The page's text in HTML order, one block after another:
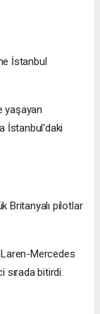
İstanbul
yaşayan
İstanbul'daki
Britanyalı pilotlar
Mercedes
sırada bitirdi.